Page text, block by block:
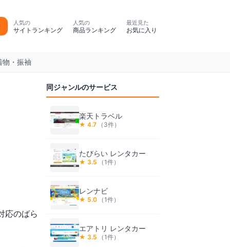
人気の
サイトランキング
人気の
商品ランキング
最近見た
お気に入り
物・振袖
応のばら
同ジャンルのサービス
楽天トラベル
★ 4.7 （ 3件）
たびらい レンタカー
★ 3.5 （1件）
レンナビ
★ 5.0 （1件）
エアトリ レンタカー
★ 3.5 （1件）